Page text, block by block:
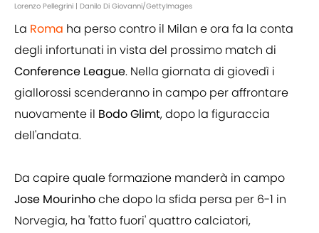
Lorenzo Pellegrini | Danilo Di Giovanni/GettyImages
La Roma ha perso contro il Milan e ora fa la conta
degli infortunati in vista del prossimo match di
Conference League. Nella giornata di giovedì i
giallorossi scenderanno in campo per affrontare
nuovamente il BodoGlimt, dopo la figuraccia
dell'andata.
Da capire quale formazione manderà in campo
Jose Mourinhoche dopo la sfida persa per 6-1 in
Norvegia, ha 'fatto fuori' quattro calciatori,